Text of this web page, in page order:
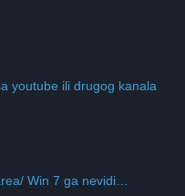
youtube ili drugog kanala
Win 7 ga nevidi…